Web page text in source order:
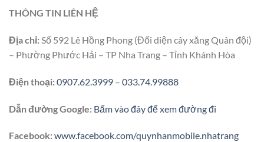
THÔNG TIN LIÊN HỆ
Địa chỉ:Số 592 Lê Hồng Phong (Đối diện cây xăng Quân đội)
– Phường Phước Hải – TP Nha Trang – Tỉnh Khánh Hòa
Điện thoại:0907.62.3999 – 033.74.99888
Dẫn đường Google: Bấm vào đây để xem đường đi
Facebook:www.facebook.com/quynhanmobile.nhatrang